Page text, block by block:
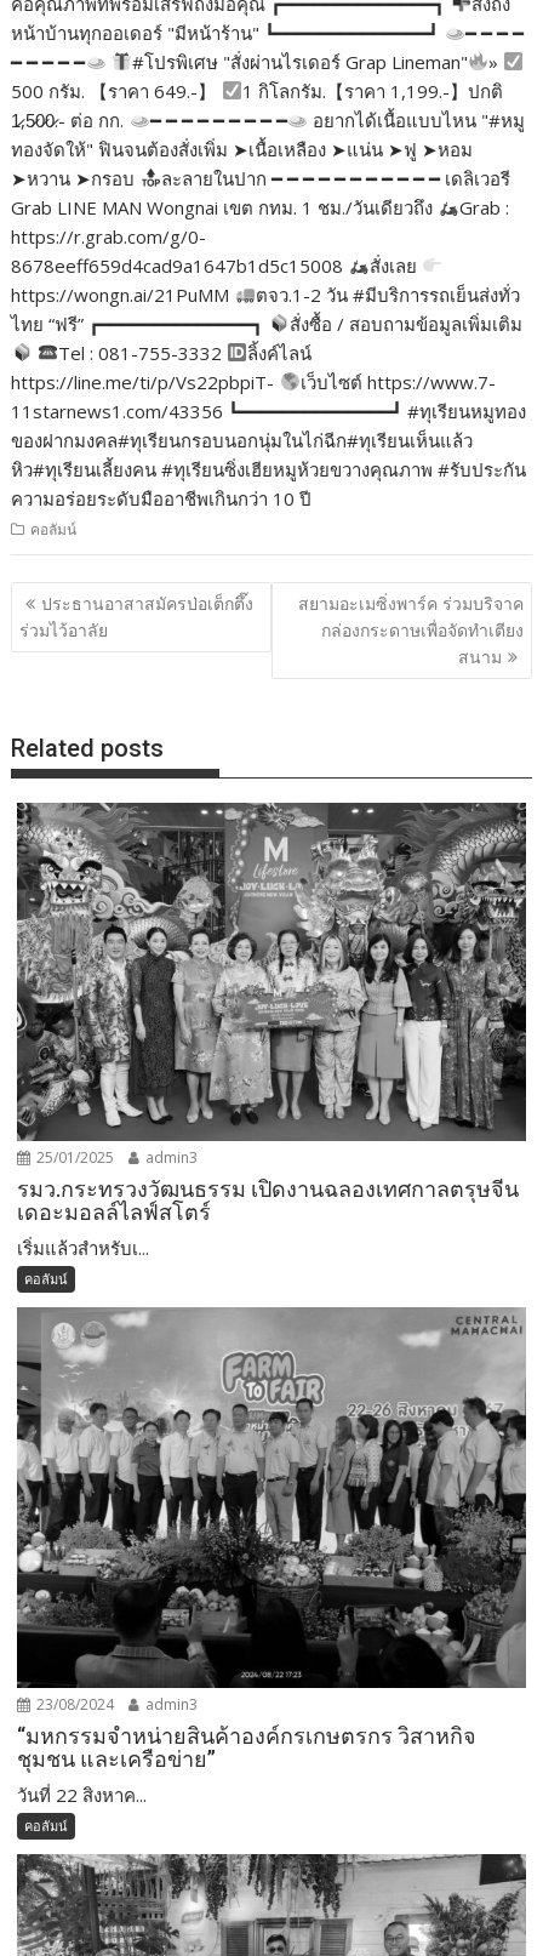
หน้าบ้านทุกออเดอร์ "มีหน้าร้าน" ┗━━━━━━━━━━━━━━┛
━ ━ ━ ━
━ ━ ━ ━ ━
#โปรพิเศษ "สั่งผ่านไรเดอร์ Grap Lineman"
»
500 กรัม. 【ราคา 649.-】
1 กิโลกรัม.【ราคา 1,199.-】ปกติ
1̷,5̷0̷0̷.- ต่อ กก.
━ ━ ━ ━ ━ ━ ━ ━ ━
อยากได้เนื้อแบบไหน "#หมู
ทองจัดให้" ฟินจนต้องสั่งเพิ่ม ➤เนื้อเหลือง ➤แน่น ➤ฟู ➤หอม
➤หวาน ➤กรอบ
ละลายในปาก ━ ━ ━ ━ ━ ━ ━ ━ ━ ━ ━ เดลิเวอรี
Grab LINE MAN Wongnai เขต กทม. 1 ชม./วันเดียวถึง
Grab :
https://r.grab.com/g/0-
8678eeff659d4cad9a1647b1d5c15008
สั่งเลย
https://wongn.ai/21PuMM
ตจว.1-2 วัน #มีบริการรถเย็นส่งทั่ว
ไทย “ฟรี” ┏━━━━━━━━━━━━━━┓
สั่งซื้อ / สอบถามข้อมูลเพิ่มเติม
Tel : 081-755-3332
ลิ้งค์ไลน์
https://line.me/ti/p/Vs22pbpiT-
เว็บไซต์ https://www.7-
11starnews1.com/43356 ┗━━━━━━━━━━━━━━┛ #ทุเรียนหมูทอง
ของฝากมงคล#ทุเรียนกรอบนอกนุ่มในไก่ฉีก#ทุเรียนเห็นแล้ว
หิว#ทุเรียนเลี้ยงคน #ทุเรียนซิ่งเฮียหมูห้วยขวางคุณภาพ #รับประกัน
ความอร่อยระดับมืออาชีพเกินกว่า 10 ปี
คอลัมน์
แนะแนว
เรื่อง
ประธานอาสาสมัครป่อเต็กตึ๊ง
ร่วมไว้อาลัย
สยามอะเมซิ่งพาร์ค ร่วมบริจาค
กล่องกระดาษเพื่อจัดทำเตียง
สนาม
Related posts
25/01/2025 admin3
รมว.กระทรวงวัฒนธรรม เปิดงานฉลองเทศกาลตรุษจีน
เดอะมอลล์ไลฟ์สโตร์
เริ่มแล้วสำหรับเ...
คอลัมน์
23/08/2024 admin3
“มหกรรมจำหน่ายสินค้าองค์กรเกษตรกร วิสาหกิจ
ชุมชน และเครือข่าย”
วันที่ 22 สิงหาค...
คอลัมน์